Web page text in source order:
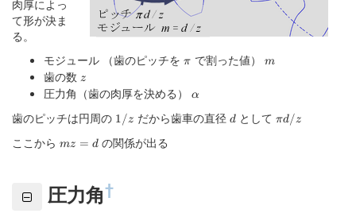
肉厚によっ
て形が決ま
る。
モジュール （歯のピッチを \pi
π で割った値） m
m
歯の数 z
z
圧力角（歯の肉厚を決める） \alpha
α
歯のピッチは円周の 1/z
1/z だから歯車の直径 d
dとして \pi
πd/z
ここから mz=d
mz = d の関係が出る
圧力角†